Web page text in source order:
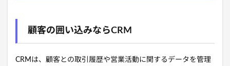
顧客の囲い込みならCRM
CRMは、 顧客との取引履歴や営業活動に関するデータを管理